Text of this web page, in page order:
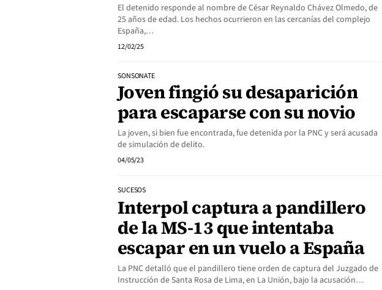
El detenido responde al nombre de César Reynaldo Chávez Olmedo, de
25 años de edad. Los hechos ocurrieron en las cercanías del complejo
España,…
12/02/25
SONSONATE
Joven fingió su desaparición
para escaparse con su novio
La joven, si bien fue encontrada, fue detenida por la PNC y será acusada
de simulación de delito.
04/05/23
SUCESOS
Interpol captura a pandillero
de la MS-13 que intentaba
escapar en un vuelo a España
La PNC detalló que el pandillero tiene orden de captura del Juzgado de
Instrucción de Santa Rosa de Lima, en La Unión, bajo la acusación…